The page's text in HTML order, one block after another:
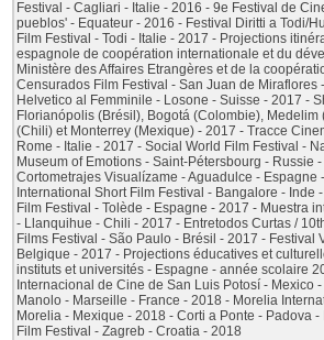
Festival - Cagliari - Italie - 2016 - 9e Festival de
pueblos' - Equateur - 2016 - Festival Diritti a Todi/
Film Festival - Todi - Italie - 2017 - Projections
espagnole de coopération internationale et du
Ministère des Affaires Etrangères et de la
Censurados Film Festival - San Juan de Miraflores
Helvetico al Femminile - Losone - Suisse - 2017 -
Florianópolis (Brésil), Bogotá (Colombie),
(Chili) et Monterrey (Mexique) - 2017 - Tracce
Rome - Italie - 2017 - Social World Film Festival -
Museum of Emotions - Saint-Pétersbourg - Russie
Cortometrajes Visualízame - Aguadulce - Espagne
International Short Film Festival - Bangalore - Inde
Film Festival - Tolède - Espagne - 2017 - Muestra
- Llanquihue - Chili - 2017 - Entretodos Curtas /
Films Festival - São Paulo - Brésil - 2017 - Festival
Belgique - 2017 - Projections éducatives et
instituts et universités - Espagne - année scolaire
Internacional de Cine de San Luis Potosí - Mexico
Manolo - Marseille - France - 2018 - Morelia
Morelia - Mexique - 2018 - Corti a Ponte - Padova -
Film Festival - Zagreb - Croatia - 2018